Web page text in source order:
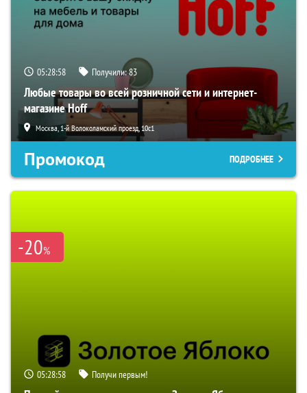
05:28:57 Получили:83
Любые товары во всей розничной сети и интернет-
магазине Hoff
Москва, 1-й Волоколамский проезд, 10с1
Промокод ПОДРОБНЕЕ
-20%
05:28:57 Получи первым!